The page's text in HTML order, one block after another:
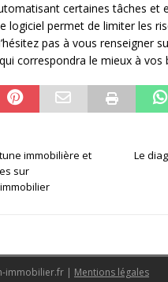
certaines tâches
logiciel permet de limiter les
pas à vous renseigner
correspondra le mieux à
immobilière et
sur
Le
immobilier.fr | Mentions légales